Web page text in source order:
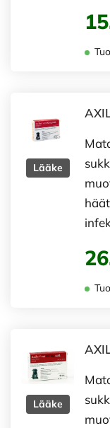
Lääke
Lääke